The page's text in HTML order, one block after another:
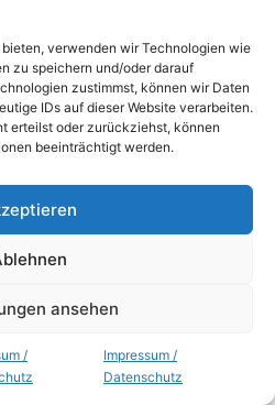
verwenden wir Technologien wie
zu speichern und/oder darauf
zustimmst, können wir Daten
IDs auf dieser Website verarbeiten.
erteilst oder zurückziehst, können
beeinträchtigt werden.
ansehen
/
Impressum /
Datenschutz